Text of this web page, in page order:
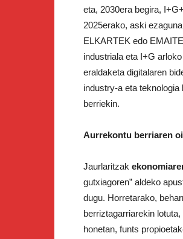
eta, 2030era begira,
2025erako, aski
ELKARTEK edo
industriala eta I+G
eraldaketa digitalaren
industry-a eta
berriekin.
Aurrekontu berriaren
Jaurlaritzak
gutxiagoren” aldeko
dugu. Horretarako,
berriztagarriarekin
honetan, funts